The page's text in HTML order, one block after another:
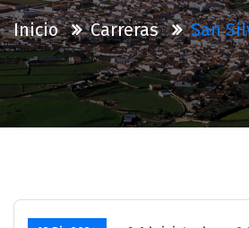
Inicio Carreras San